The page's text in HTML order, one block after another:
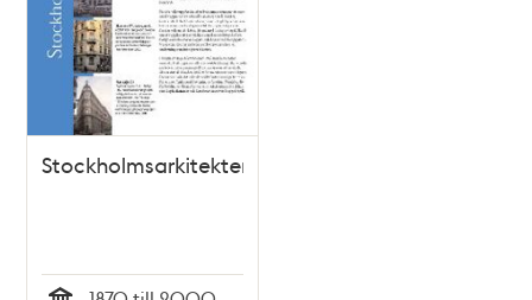
Stockholmsarkitekter